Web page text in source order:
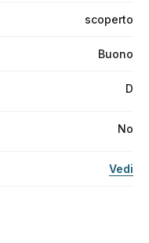
scoperto
Buono
D
No
Vedi